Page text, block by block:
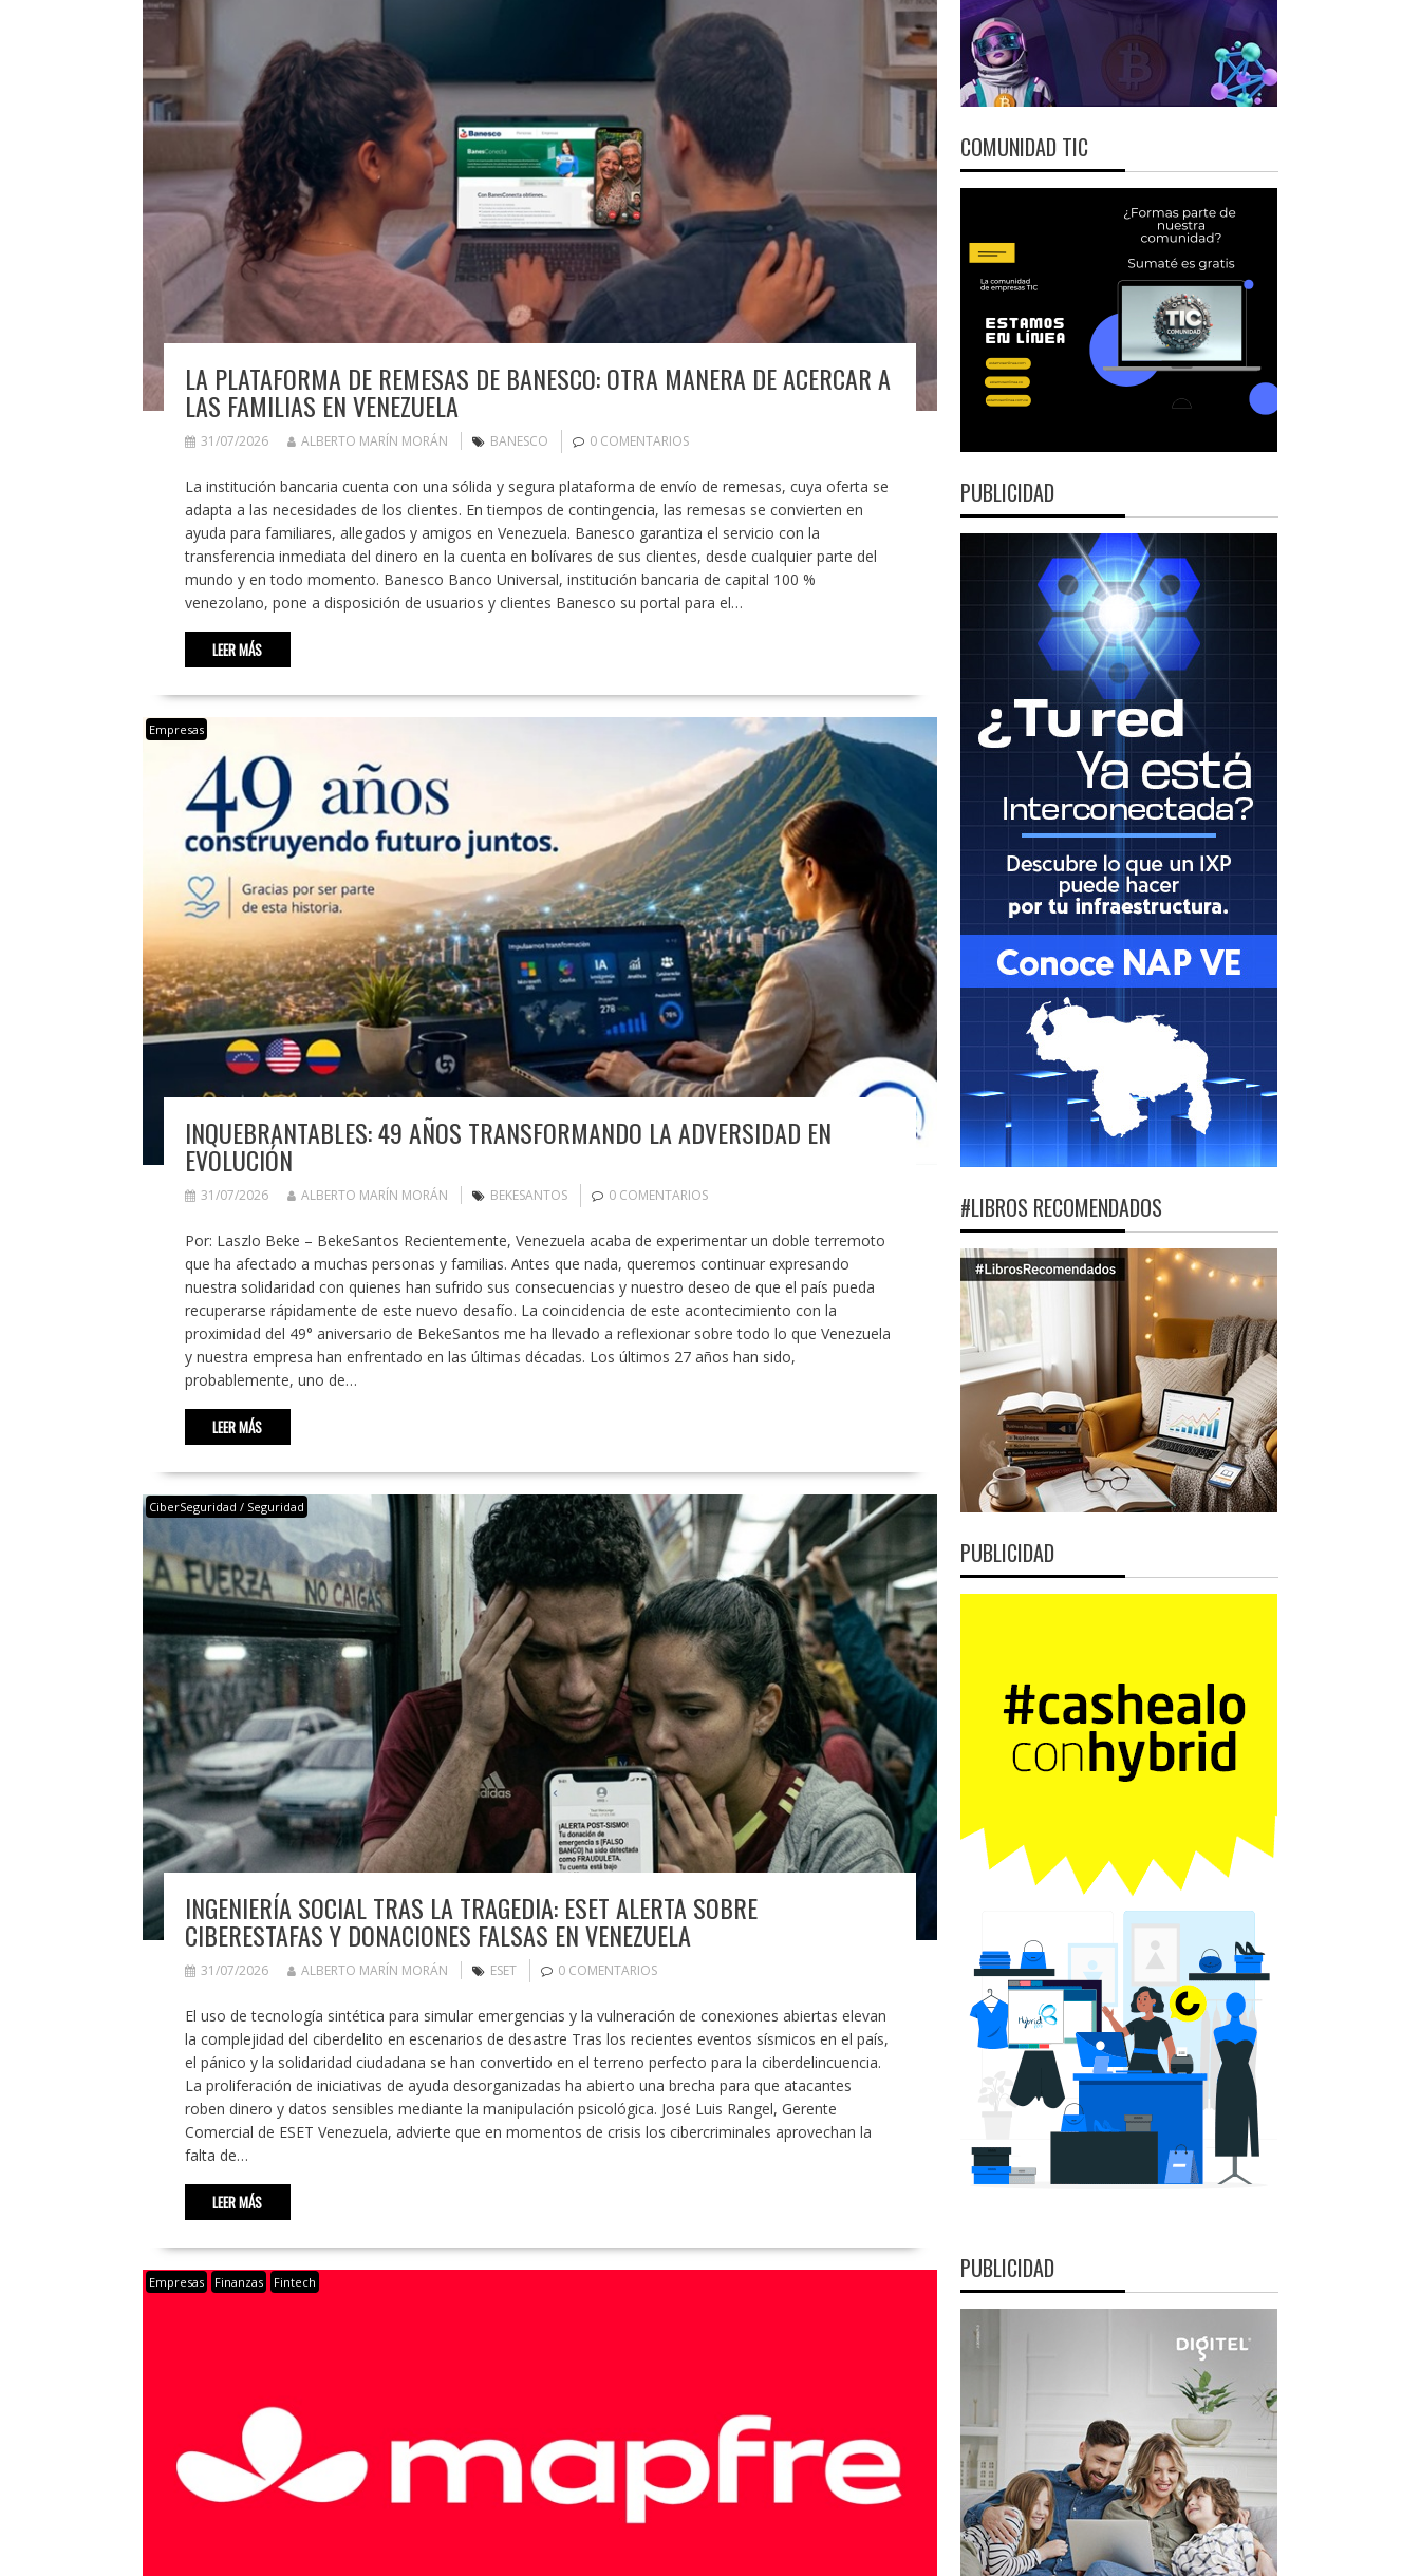
LA PLATAFORMA DE REMESAS DE BANESCO: OTRA MANERA DE ACERCAR A
LAS FAMILIAS EN VENEZUELA
31/07/2026 ALBERTO MARÍN MORÁN BANESCO 0 COMENTARIOS
La institución bancaria cuenta con una sólida y segura plataforma de envío de remesas, cuya oferta se
adapta a las necesidades de los clientes. En tiempos de contingencia, las remesas se convierten en
ayuda para familiares, allegados y amigos en Venezuela. Banesco garantiza el servicio con la
transferencia inmediata del dinero en la cuenta en bolívares de sus clientes, desde cualquier parte del
mundo y en todo momento. Banesco Banco Universal, institución bancaria de capital 100 %
venezolano, pone a disposición de usuarios y clientes Banesco su portal para el…
LEER MÁS
Empresas
INQUEBRANTABLES: 49 AÑOS TRANSFORMANDO LA ADVERSIDAD EN
EVOLUCIÓN
31/07/2026 ALBERTO MARÍN MORÁN BEKESANTOS 0 COMENTARIOS
Por: Laszlo Beke – BekeSantos Recientemente, Venezuela acaba de experimentar un doble terremoto
que ha afectado a muchas personas y familias. Antes que nada, queremos continuar expresando
nuestra solidaridad con quienes han sufrido sus consecuencias y nuestro deseo de que el país pueda
recuperarse rápidamente de este nuevo desafío. La coincidencia de este acontecimiento con la
proximidad del 49° aniversario de BekeSantos me ha llevado a reflexionar sobre todo lo que Venezuela
y nuestra empresa han enfrentado en las últimas décadas. Los últimos 27 años han sido,
probablemente, uno de…
LEER MÁS
CiberSeguridad / Seguridad
INGENIERÍA SOCIAL TRAS LA TRAGEDIA: ESET ALERTA SOBRE
CIBERESTAFAS Y DONACIONES FALSAS EN VENEZUELA
31/07/2026 ALBERTO MARÍN MORÁN ESET 0 COMENTARIOS
El uso de tecnología sintética para simular emergencias y la vulneración de conexiones abiertas elevan
la complejidad del ciberdelito en escenarios de desastre Tras los recientes eventos sísmicos en el país,
el pánico y la solidaridad ciudadana se han convertido en el terreno perfecto para la ciberdelincuencia.
La proliferación de iniciativas de ayuda desorganizadas ha abierto una brecha para que atacantes
roben dinero y datos sensibles mediante la manipulación psicológica. José Luis Rangel, Gerente
Comercial de ESET Venezuela, advierte que en momentos de crisis los cibercriminales aprovechan la
falta de…
LEER MÁS
Empresas Finanzas Fintech
COMUNIDAD TIC
PUBLICIDAD
#LIBROS RECOMENDADOS
PUBLICIDAD
PUBLICIDAD